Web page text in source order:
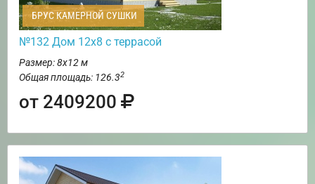
БРУС КАМЕРНОЙ СУШКИ
№132 Дом 12х8 с террасой
Размер: 8х12 м
Общая площадь: 126.32
от 2409200